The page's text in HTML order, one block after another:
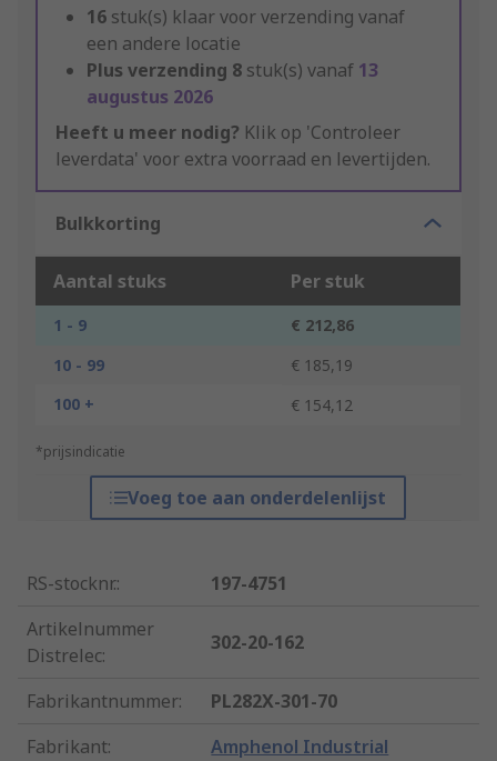
16 stuk(s) klaar voor verzending vanaf
een andere locatie
Plus verzending 8 stuk(s) vanaf 13
augustus 2026
Heeft u meer nodig? Klik op 'Controleer
leverdata' voor extra voorraad en levertijden.
Bulkkorting
Aantal stuks Per stuk
1 - 9
€ 212,86
10 - 99
€ 185,19
100 +
€ 154,12
*prijsindicatie
Voeg toe aan onderdelenlijst
RS-stocknr.:
197-4751
Artikelnummer
Distrelec:
302-20-162
Fabrikantnummer:
PL282X-301-70
Fabrikant: Amphenol Industrial